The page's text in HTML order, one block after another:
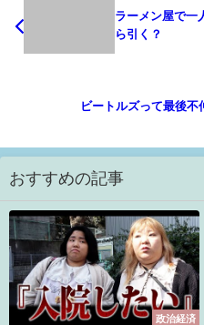
ラーメン屋で一
ら引く？
ビートルズって最後不
おすすめの記事
政治経済